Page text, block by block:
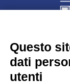
Largo
Questo
dati
utenti